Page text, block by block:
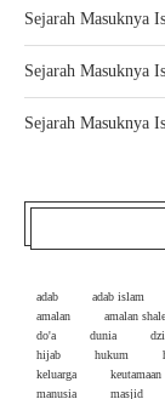
Sejarah Masuknya
Sejarah Masuknya
Sejarah Masuknya
adab adab islam
amalan
amalan
do'a
dunia
hijab
hukum
keluarga
keutamaan
manusia
masjid